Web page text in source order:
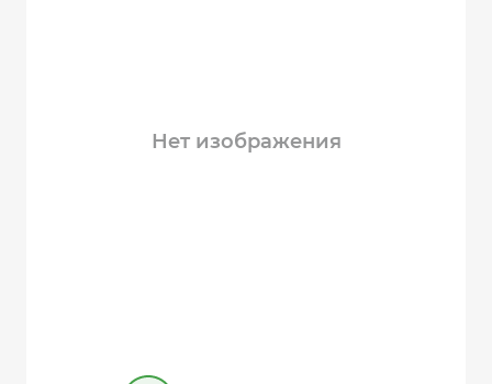
Нет изображения